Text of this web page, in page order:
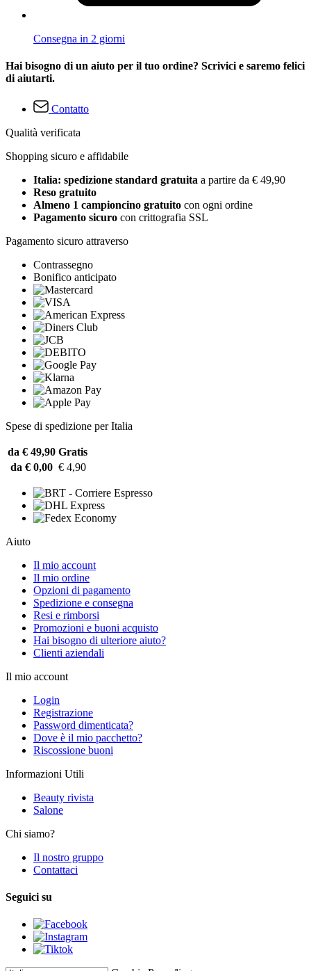
Consegna in 2 giorni
Hai bisogno di un aiuto per il tuo ordine? Scrivici e saremo felici
di aiutarti.
Contatto
Qualità verificata
Shopping sicuro e affidabile
Italia: spedizione standard gratuita a partire da € 49,90
Reso gratuito
Almeno 1 campioncino gratuito con ogni ordine
Pagamento sicuro con crittografia SSL
Pagamento sicuro attraverso
Contrassegno
Bonifico anticipato
Spese di spedizione per Italia
da € 49,90 Gratis
da € 0,00 € 4,90
Aiuto
Il mio account
Il mio ordine
Opzioni di pagamento
Spedizione e consegna
Resi e rimborsi
Promozioni e buoni acquisto
Hai bisogno di ulteriore aiuto?
Clienti aziendali
Il mio account
Login
Registrazione
Password dimenticata?
Dove è il mio pacchetto?
Riscossione buoni
Informazioni Utili
Beauty rivista
Salone
Chi siamo?
Il nostro gruppo
Contattaci
Seguici su